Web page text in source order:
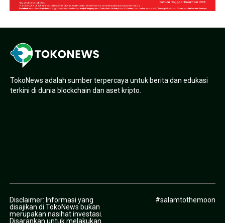
TokoNews adalah sumber terpercaya untuk berita dan edukasi
terkini di dunia blockchain dan aset kripto.
Disclaimer: Informasi yang
disajikan di TokoNews bukan
merupakan nasihat investasi.
Disarankan untuk melakukan
#salamtothemoon